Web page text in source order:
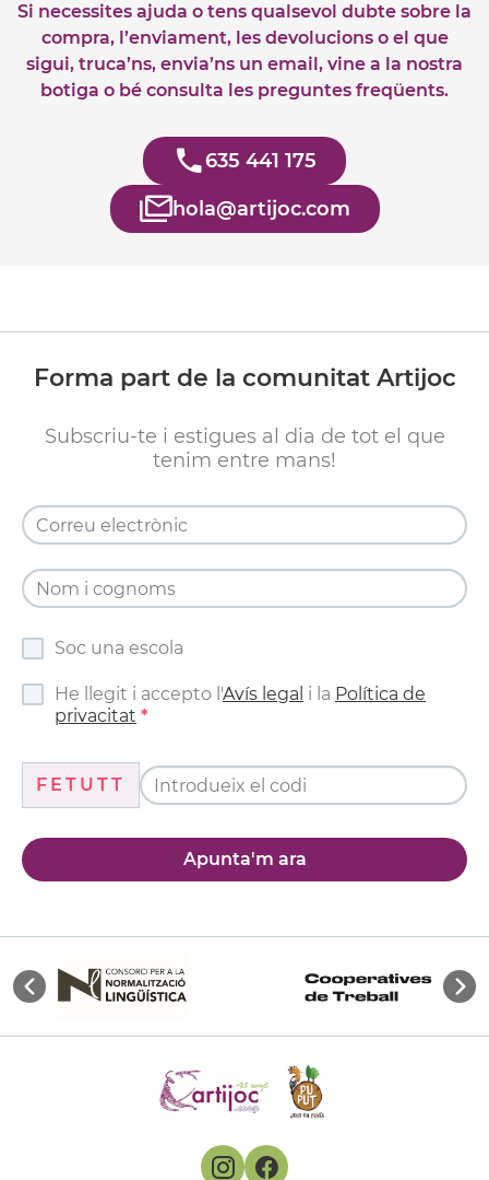
Si necessites ajuda o tens qualsevol dubte sobre la
compra, l’enviament, les devolucions o el que
sigui, truca’ns, envia’ns un email, vine a la nostra
botiga o bé consulta les preguntes freqüents.
635 441 175
hola@artijoc.com
Forma part de la comunitat Artijoc
Subscriu-te i estigues al dia de tot el que
tenim entre mans!
Soc una escola
He llegit i accepto l'Avís legal i la Política de
privacitat
FETUTT
Apunta'm ara